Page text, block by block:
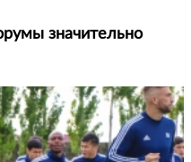
значительно